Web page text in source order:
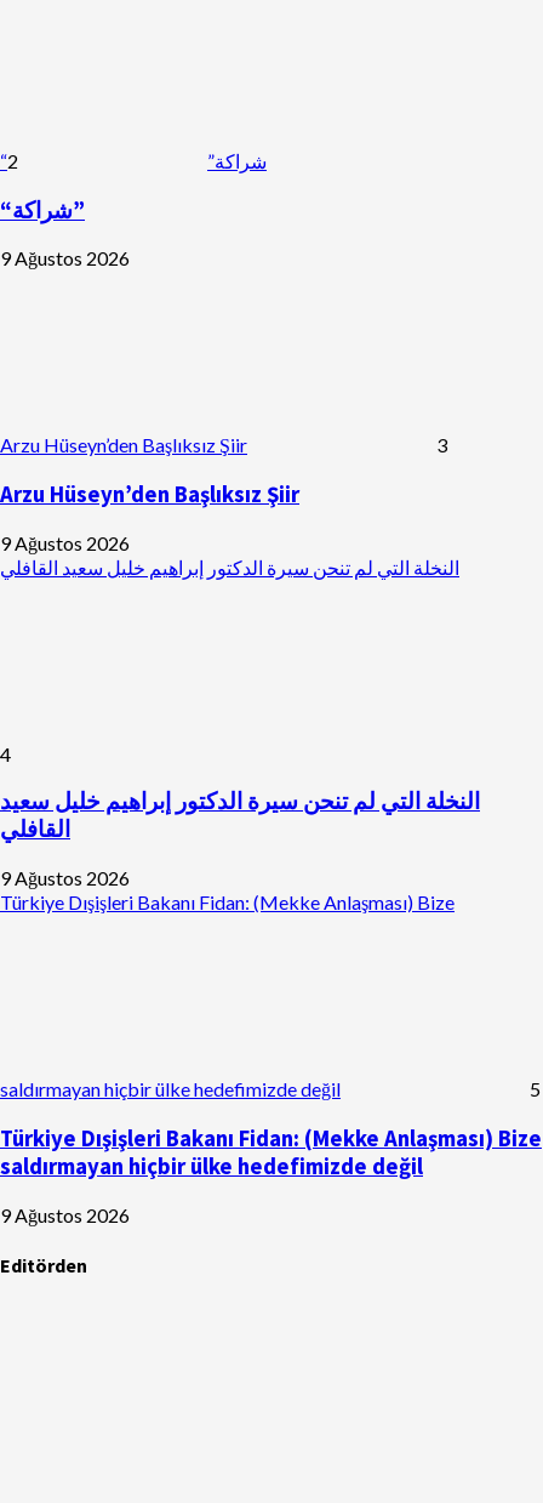
“شراكة” 2
“شراكة”
9 Ağustos 2026
Arzu Hüseyn’den Başlıksız Şiir 3
Arzu Hüseyn’den Başlıksız Şiir
9 Ağustos 2026
النخلة التي لم تنحن سيرة الدكتور إبراهيم خليل سعيد القافلي
4
النخلة التي لم تنحن سيرة الدكتور إبراهيم خليل سعيد
القافلي
9 Ağustos 2026
Türkiye Dışişleri Bakanı Fidan: (Mekke Anlaşması) Bize
saldırmayan hiçbir ülke hedefimizde değil 5
Türkiye Dışişleri Bakanı Fidan: (Mekke Anlaşması) Bize
saldırmayan hiçbir ülke hedefimizde değil
9 Ağustos 2026
Editörden